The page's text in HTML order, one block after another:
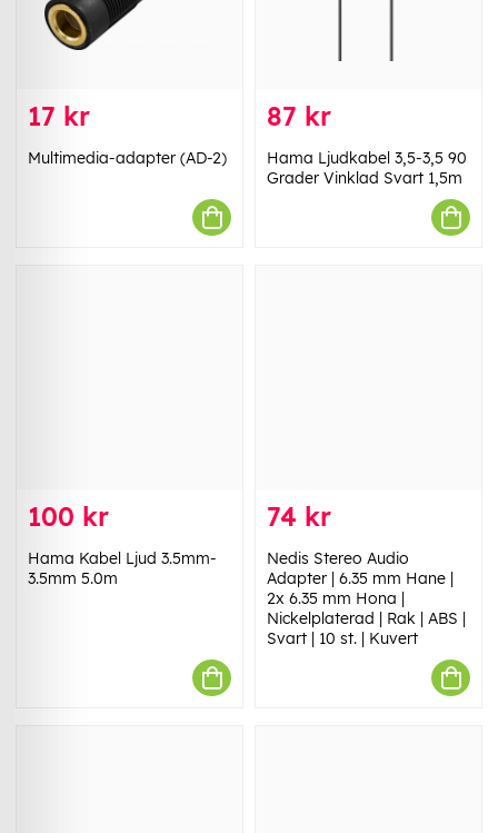
17 kr
Multimedia-adapter (AD-2)
87 kr
Hama Ljudkabel 3,5-3,5 90
Grader Vinklad Svart 1,5m
100 kr
Hama Kabel Ljud 3.5mm-
3.5mm 5.0m
74 kr
Nedis Stereo Audio
Adapter | 6.35 mm Hane |
2x 6.35 mm Hona |
Nickelplaterad | Rak | ABS |
Svart | 10 st. | Kuvert